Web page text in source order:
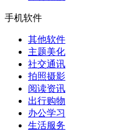
手机软件
其他软件
主题美化
社交通讯
拍照摄影
阅读资讯
出行购物
办公学习
生活服务